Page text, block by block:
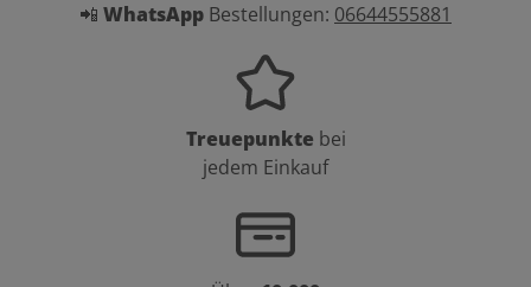
📲 WhatsApp Bestellungen: 06644555881
Treuepunkte bei
jedem Einkauf